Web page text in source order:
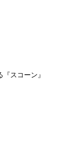
スコーン』